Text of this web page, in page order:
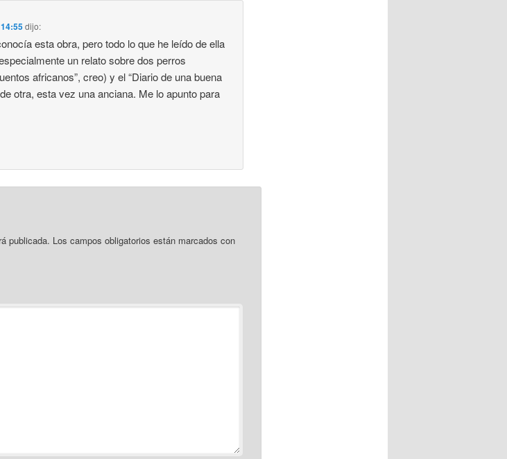
dijo:
esta obra, pero todo lo que he leído de ella
un relato sobre dos perros
africanos”, creo) y el “Diario de una buena
otra, esta vez una anciana. Me lo apunto para
publicada. Los campos obligatorios están marcados con